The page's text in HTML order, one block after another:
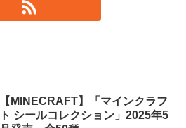
【MINECRAFT】「マインクラフ
ト シールコレクション」2025年5